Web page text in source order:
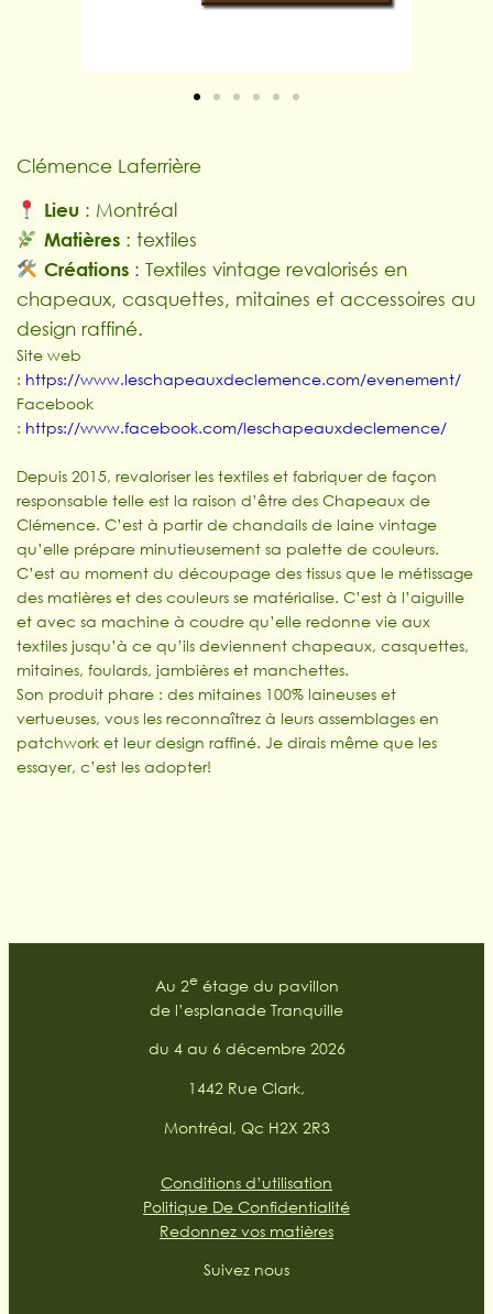
Clémence Laferrière
Lieu : Montréal
Matières: textiles
Créations: Textiles vintage revalorisés en
chapeaux, casquettes, mitaines et accessoires au
design raffiné.
Site web
: https://www.leschapeauxdeclemence.com/evenement/
Facebook
: https://www.facebook.com/leschapeauxdeclemence/
Depuis 2015, revaloriser les textiles et fabriquer de façon
responsable telle est la raison d’être des Chapeaux de
Clémence. C’est à partir de chandails de laine vintage
qu’elle prépare minutieusement sa palette de couleurs.
C’est au moment du découpage des tissus que le métissage
des matières et des couleurs se matérialise. C’est à l’aiguille
et avec sa machine à coudre qu’elle redonne vie aux
textiles jusqu’à ce qu’ils deviennent chapeaux, casquettes,
mitaines, foulards, jambières et manchettes.
Son produit phare : des mitaines 100% laineuses et
vertueuses, vous les reconnaîtrez à leurs assemblages en
patchwork et leur design raffiné. Je dirais même que les
essayer, c’est les adopter!
Au 2e étage du pavillon
de l’esplanade Tranquille
du 4 au 6 décembre 2026
1442 Rue Clark,
Montréal, Qc H2X 2R3
Conditions d’utilisation
Politique De Confidentialité
Redonnez vos matières
Suivez nous